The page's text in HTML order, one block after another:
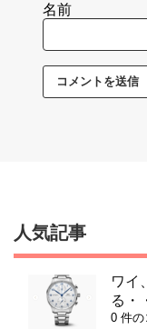
名前
人気記事
ワイ
る・
0 件の